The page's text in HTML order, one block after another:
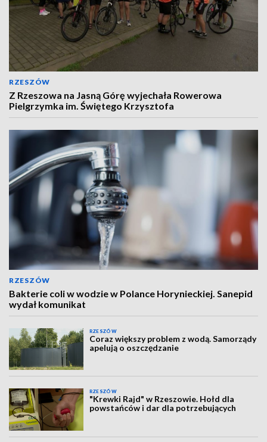
RZESZÓW
Z Rzeszowa na Jasną Górę wyjechała Rowerowa
Pielgrzymka im. Świętego Krzysztofa
RZESZÓW
Bakterie coli w wodzie w Polance Horynieckiej. Sanepid
wydał komunikat
RZESZÓW
Coraz większy problem z wodą. Samorządy
apelują o oszczędzanie
RZESZÓW
"Krewki Rajd" w Rzeszowie. Hołd dla
powstańców i dar dla potrzebujących